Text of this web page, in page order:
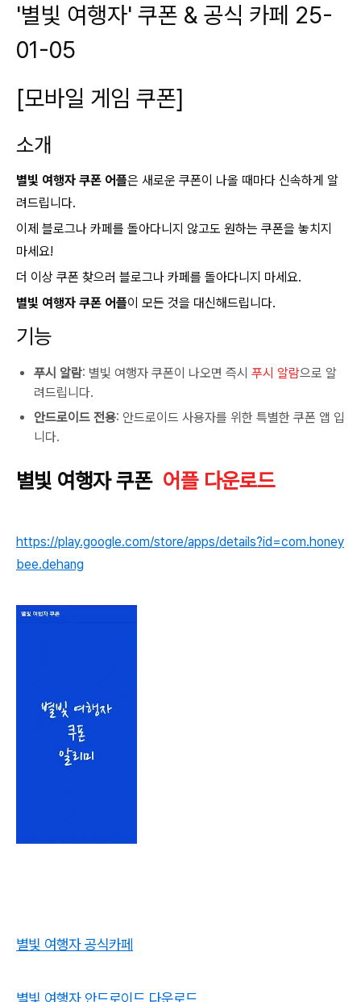
'별빛 여행자' 쿠폰 & 공식 카페 25-
01-05
[모바일 게임 쿠폰]
소개
별빛 여행자 쿠폰 어플은 새로운 쿠폰이 나올 때마다 신속하게 알
려드립니다.
이제 블로그나 카페를 돌아다니지 않고도 원하는 쿠폰을 놓치지
마세요!
더 이상 쿠폰 찾으러 블로그나 카페를 돌아다니지 마세요.
별빛 여행자 쿠폰 어플이 모든 것을 대신해드립니다.
기능
푸시 알람: 별빛 여행자 쿠폰이 나오면 즉시 푸시 알람으로 알
려드립니다.
안드로이드 전용: 안드로이드 사용자를 위한 특별한 쿠폰 앱 입
니다.
별빛 여행자 쿠폰 어플 다운로드
https://play.google.com/store/apps/details?id=com.honey
bee.dehang
별빛 여행자 공식카페